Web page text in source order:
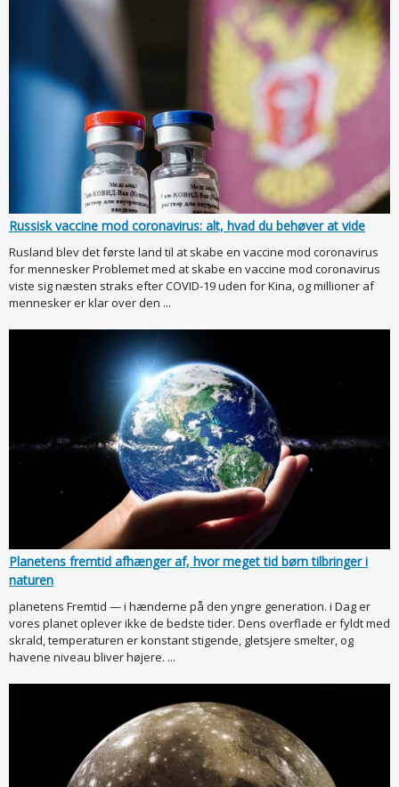
Russisk vaccine mod coronavirus: alt, hvad du behøver at vide
Rusland blev det første land til at skabe en vaccine mod coronavirus
for mennesker Problemet med at skabe en vaccine mod coronavirus
viste sig næsten straks efter COVID-19 uden for Kina, og millioner af
mennesker er klar over den ...
Planetens fremtid afhænger af, hvor meget tid børn tilbringer i
naturen
planetens Fremtid — i hænderne på den yngre generation. i Dag er
vores planet oplever ikke de bedste tider. Dens overflade er fyldt med
skrald, temperaturen er konstant stigende, gletsjere smelter, og
havene niveau bliver højere. ...